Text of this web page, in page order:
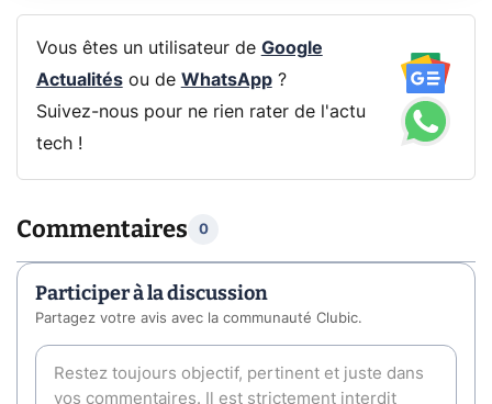
Vous êtes un utilisateur de Google
Actualitésou de WhatsApp?
Suivez-nous pour ne rien rater de l'actu
tech !
Commentaires 0
Participer à la discussion
Partagez votre avis avec la communauté Clubic.